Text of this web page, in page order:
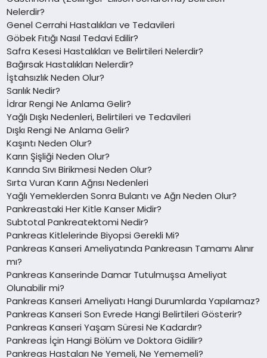
Nelerdir?
Genel Cerrahi Hastalıkları ve Tedavileri
Göbek Fıtığı Nasıl Tedavi Edilir?
Safra Kesesi Hastalıkları ve Belirtileri Nelerdir?
Bağırsak Hastalıkları Nelerdir?
İştahsızlık Neden Olur?
Sarılık Nedir?
İdrar Rengi Ne Anlama Gelir?
Yağlı Dışkı Nedenleri, Belirtileri ve Tedavileri
Dışkı Rengi Ne Anlama Gelir?
Kaşıntı Neden Olur?
Karın Şişliği Neden Olur?
Karında Sıvı Birikmesi Neden Olur?
Sırta Vuran Karın Ağrısı Nedenleri
Yağlı Yemeklerden Sonra Bulantı ve Ağrı Neden Olur?
Pankreastaki Her Kitle Kanser Midir?
Subtotal Pankreatektomi Nedir?
Pankreas Kitlelerinde Biyopsi Gerekli Mi?
Pankreas Kanseri Ameliyatında Pankreasın Tamamı Alınır
mı?
Pankreas Kanserinde Damar Tutulmuşsa Ameliyat
Olunabilir mi?
Pankreas Kanseri Ameliyatı Hangi Durumlarda Yapılamaz?
Pankreas Kanseri Son Evrede Hangi Belirtileri Gösterir?
Pankreas Kanseri Yaşam Süresi Ne Kadardır?
Pankreas İçin Hangi Bölüm ve Doktora Gidilir?
Pankreas Hastaları Ne Yemeli, Ne Yememeli?